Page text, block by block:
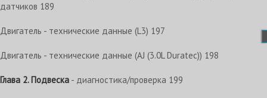
датчиков 189
Двигатель - технические данные (L3) 197
Двигатель - технические данные (AJ (3.0L Duratec)) 198
Глава 2. Подвеска - диагностика/проверка 199